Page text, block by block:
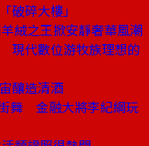
碎大樓」
絨之王掀安靜奢華風潮
現代數位游牧族理想的
釀造清酒
舞 金融大將李紀綱玩